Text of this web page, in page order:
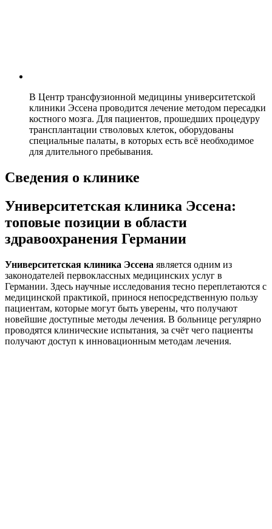
В Центр трансфузионной медицины университетской
клиники Эссена проводится лечение методом пересадки
костного мозга. Для пациентов, прошедших процедуру
трансплантации стволовых клеток, оборудованы
специальные палаты, в которых есть всё необходимое
для длительного пребывания.
Сведения о клинике
Университетская клиника Эссена:
топовые позиции в области
здравоохранения Германии
Университетская клиника Эссена является одним из
законодателей первоклассных медицинских услуг в
Германии. Здесь научные исследования тесно переплетаются с
медицинской практикой, принося непосредственную пользу
пациентам, которые могут быть уверены, что получают
новейшие доступные методы лечения. В больнице регулярно
проводятся клинические испытания, за счёт чего пациенты
получают доступ к инновационным методам лечения.